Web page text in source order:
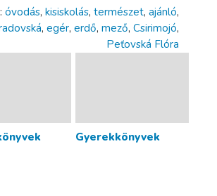
óvodás,kisiskolás,természet,ajánló,
,egér,erdő,mező,Csirimojó,
Peťovská Flóra
Gyerekkönyvek